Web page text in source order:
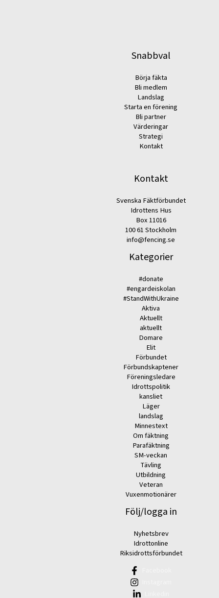
Snabbval
Börja fäkta
Bli medlem
Landslag
Starta en förening
Bli partner
Värderingar
Strategi
Kontakt
Kontakt
Svenska Fäktförbundet
Idrottens Hus
Box 11016
100 61 Stockholm
info@fencing.se
Kategorier
#donate
#engardeiskolan
#StandWithUkraine
Aktiva
Aktuellt
aktuellt
Domare
Elit
Förbundet
Förbundskaptener
Föreningsledare
Idrottspolitik
kansliet
Läger
landslag
Minnestext
Om fäktning
Parafäktning
SM-veckan
Tävling
Utbildning
Veteran
Vuxenmotionärer
Följ/logga in
Nyhetsbrev
Idrottonline
Riksidrottsförbundet